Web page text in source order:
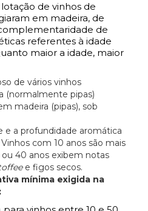
de vinhos de
em madeira, de
de
referentes à idade
maior a idade, maior
de vários vinhos
(normalmente pipas)
madeira (pipas), sob
e a profundidade aromática
com 10 anos são mais
40 anos exibem notas
e figos secos.
mínima exigida na